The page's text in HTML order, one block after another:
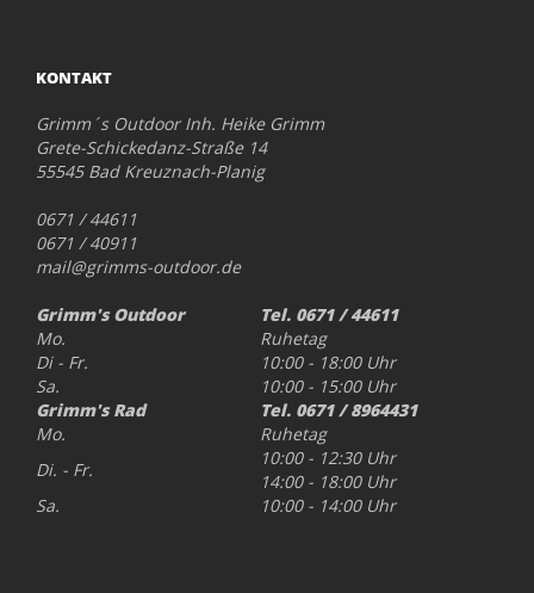
KONTAKT
Grimm´s Outdoor Inh. Heike Grimm
Grete-Schickedanz-Straße 14
55545 Bad Kreuznach-Planig
0671 / 44611
0671 / 40911
mail@grimms-outdoor.de
Grimm's Outdoor
Tel. 0671 / 44611
Mo.
Ruhetag
Di - Fr.
10:00 - 18:00 Uhr
Sa.
10:00 - 15:00 Uhr
Grimm's Rad
Tel. 0671 / 8964431
Mo.
Ruhetag
Di. - Fr.
10:00 - 12:30 Uhr
14:00 - 18:00 Uhr
Sa.
10:00 - 14:00 Uhr